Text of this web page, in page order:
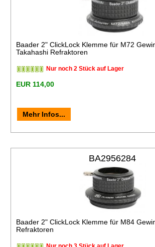
Baader 2" ClickLock Klemme für M72
Takahashi Refraktoren
Nur noch 2 Stück auf Lager
EUR 114,00
Mehr Infos...
BA2956284
Baader 2" ClickLock Klemme für M84
Refraktoren